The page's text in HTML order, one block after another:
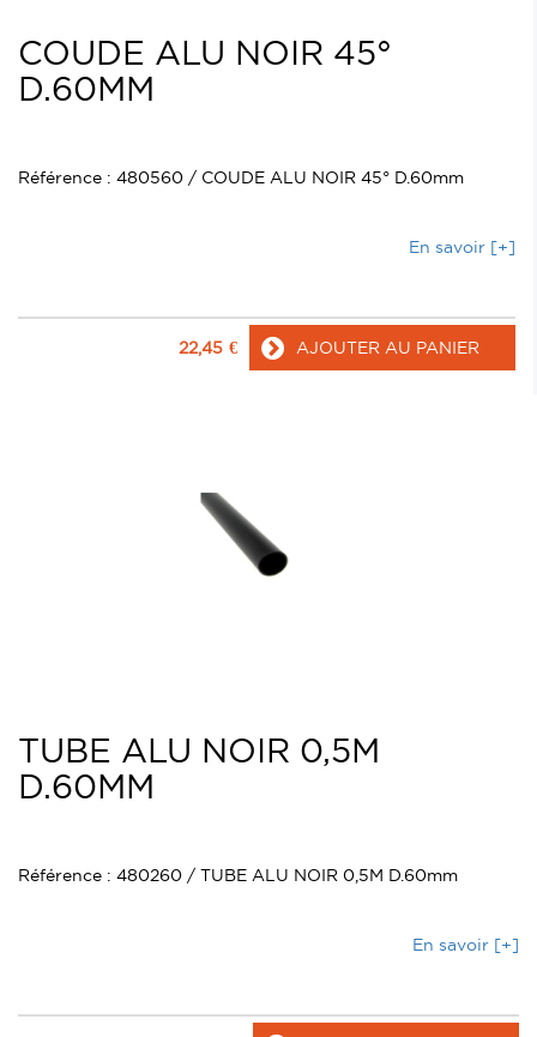
COUDE ALU NOIR 45°
D.60MM
Référence : 480560 / COUDE ALU NOIR 45° D.60mm
En savoir [+]
22,45 € AJOUTER AU PANIER
TUBE ALU NOIR 0,5M
D.60MM
Référence : 480260 / TUBE ALU NOIR 0,5M D.60mm
En savoir [+]